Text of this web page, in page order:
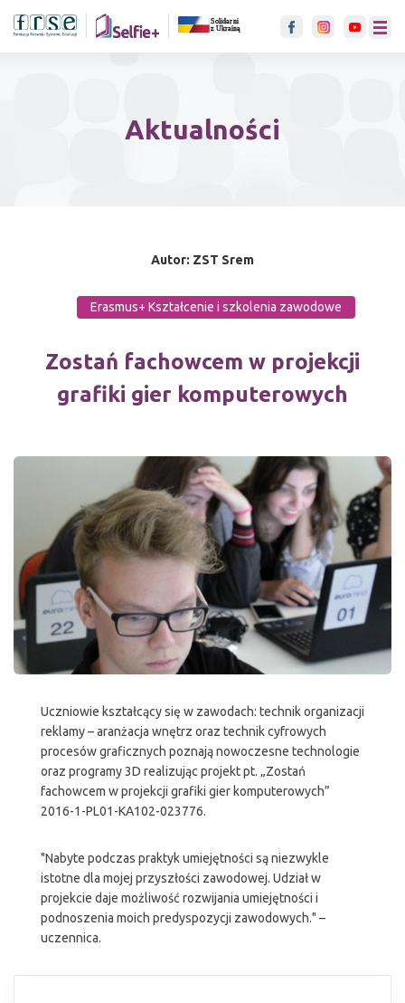
link otwiera się w nowje
menu
Aktualności
Autor: ZST Srem
Erasmus+ Kształcenie i szkolenia zawodowe
Zostań fachowcem w projekcji
grafiki gier komputerowych
Uczniowie kształcący się w zawodach: technik organizacji
reklamy – aranżacja wnętrz oraz technik cyfrowych
procesów graficznych poznają nowoczesne technologie
oraz programy 3D realizując projekt pt. „Zostań
fachowcem w projekcji grafiki gier komputerowych”
2016-1-PL01-KA102-023776.
"Nabyte podczas praktyk umiejętności są niezwykle
istotne dla mojej przyszłości zawodowej. Udział w
projekcie daje możliwość rozwijania umiejętności i
podnoszenia moich predyspozycji zawodowych." –
uczennica.